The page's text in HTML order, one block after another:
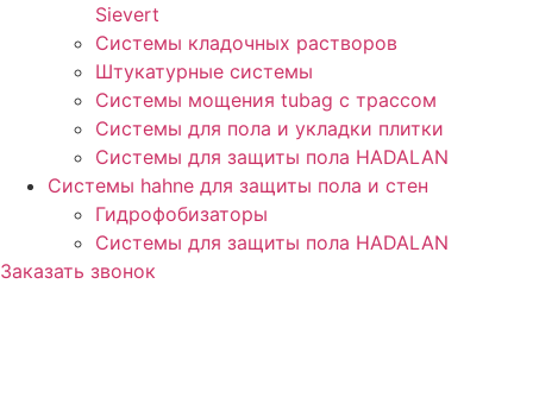
Sievert
Cистемы кладочных растворов
Штукатурные системы
Системы мощения tubag с трассом
Cистемы для пола и укладки плитки
Системы для защиты пола HADALAN
Системы hahne для защиты пола и стен
Гидрофобизаторы
Системы для защиты пола HADALAN
Заказать звонок